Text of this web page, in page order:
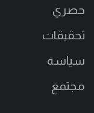
حصري
تحقيقات
سياسة
مجتمع